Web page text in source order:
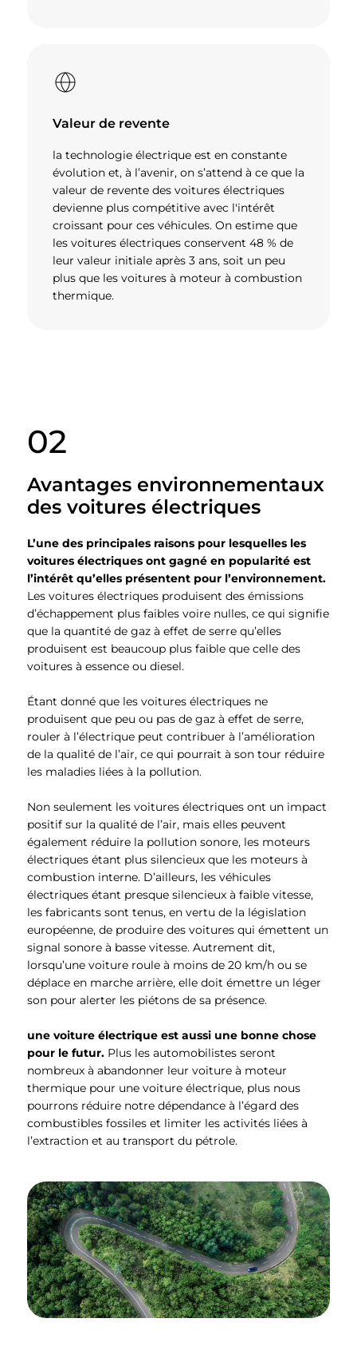
Valeur de revente
la technologie électrique est en constante
évolution et, à l’avenir, on s’attend à ce que la
valeur de revente des voitures électriques
devienne plus compétitive avec l'intérêt
croissant pour ces véhicules. On estime que
les voitures électriques conservent 48 % de
leur valeur initiale après 3 ans, soit un peu
plus que les voitures à moteur à combustion
thermique.
02
Avantages environnementaux
des voitures électriques
L’une des principales raisons pour lesquelles les
voitures électriques ont gagné en popularité est
l’intérêt qu’elles présentent pour l’environnement.
Les voitures électriques produisent des émissions
d’échappement plus faibles voire nulles, ce qui signifie
que la quantité de gaz à effet de serre qu’elles
produisent est beaucoup plus faible que celle des
voitures à essence ou diesel.
Étant donné que les voitures électriques ne
produisent que peu ou pas de gaz à effet de serre,
rouler à l’électrique peut contribuer à l’amélioration
de la qualité de l’air, ce qui pourrait à son tour réduire
les maladies liées à la pollution.
Non seulement les voitures électriques ont un impact
positif sur la qualité de l’air, mais elles peuvent
également réduire la pollution sonore, les moteurs
électriques étant plus silencieux que les moteurs à
combustion interne. D’ailleurs, les véhicules
électriques étant presque silencieux à faible vitesse,
les fabricants sont tenus, en vertu de la législation
européenne, de produire des voitures qui émettent un
signal sonore à basse vitesse. Autrement dit,
lorsqu’une voiture roule à moins de 20 km/h ou se
déplace en marche arrière, elle doit émettre un léger
son pour alerter les piétons de sa présence.
une voiture électrique est aussi une bonne chose
pour le futur.Plus les automobilistes seront
nombreux à abandonner leur voiture à moteur
thermique pour une voiture électrique, plus nous
pourrons réduire notre dépendance à l’égard des
combustibles fossiles et limiter les activités liées à
l’extraction et au transport du pétrole.